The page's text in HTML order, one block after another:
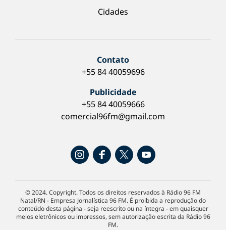
Cidades
Contato
+55 84 40059696
Publicidade
+55 84 40059666
comercial96fm@gmail.com
© 2024. Copyright. Todos os direitos reservados à Rádio 96 FM
Natal/RN - Empresa Jornalística 96 FM. É proibida a reprodução do
conteúdo desta página - seja reescrito ou na íntegra - em quaisquer
meios eletrônicos ou impressos, sem autorização escrita da Rádio 96
FM.